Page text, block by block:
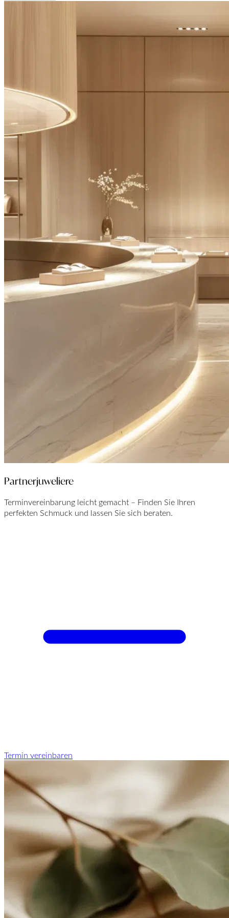
Partnerjuweliere
Terminvereinbarung leicht gemacht – Finden Sie Ihren
perfekten Schmuck und lassen Sie sich beraten.
Termin vereinbaren